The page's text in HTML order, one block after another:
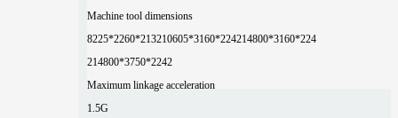
Machine tool dimensions
8225*2260*213210605*3160*224214800*3160*224
214800*3750*2242
Maximum linkage acceleration
1.5G